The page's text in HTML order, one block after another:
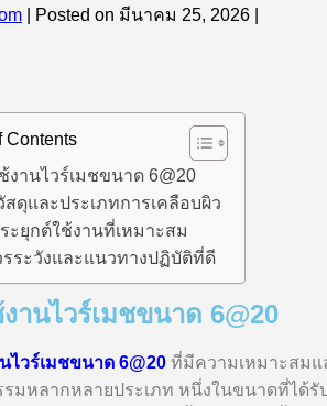
Posted on มีนาคม 25, 2026
Contents
งานไวร์เมชขนาด 6@20
สดุและประเภทการเคลือบผิว
ะยุกต์ใช้งานที่เหมาะสม
ระวังและแนวทางปฏิบัติที่ดี
านไวร์เมชขนาด 6@20
ไวร์เมชขนาด 6@20 ที่มีความเหมาะสมแ
มหลากหลายประเภท หนึ่งในขนาดที่ได้รั